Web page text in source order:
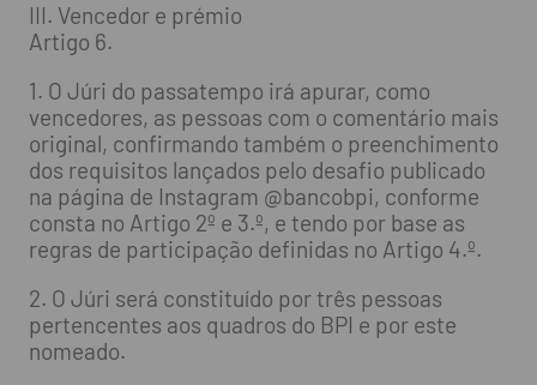
III. Vencedor e prémio
Artigo 6.
1. O Júri do passatempo irá apurar, como
vencedores, as pessoas com o comentário mais
original, confirmando também o preenchimento
dos requisitos lançados pelo desafio publicado
na página de Instagram @bancobpi, conforme
consta no Artigo 2º e 3.º, e tendo por base as
regras de participação definidas no Artigo 4.º.
2. O Júri será constituído por três pessoas
pertencentes aos quadros do BPI e por este
nomeado.